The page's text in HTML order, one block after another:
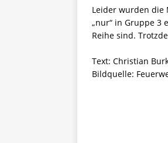
Leider wurden die
„nur“ in Gruppe 3
Reihe sind.
Text: Christian
Bildquelle: